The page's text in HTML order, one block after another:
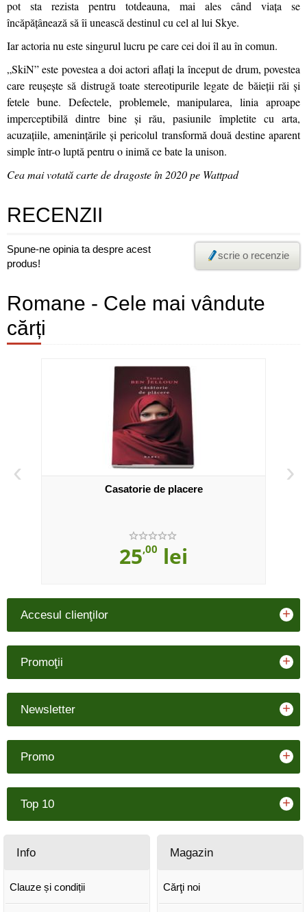
pot sta rezista pentru totdeauna, mai ales când viața se
încăpățânează să îi unească destinul cu cel al lui Skye.
Iar actoria nu este singurul lucru pe care cei doi îl au în comun.
„SkiN” este povestea a doi actori aflați la început de drum, povestea
care reușește să distrugă toate stereotipurile legate de băieții răi și
fetele bune. Defectele, problemele, manipularea, linia aproape
imperceptibilă dintre bine și rău, pasiunile împletite cu arta,
acuzațiile, amenințările și pericolul transformă două destine aparent
simple într-o luptă pentru o inimă ce bate la unison.
Cea mai votată carte de dragoste în 2020 pe Wattpad
RECENZII
Spune-ne opinia ta despre acest
produs!
scrie o recenzie
Romane - Cele mai vândute
cărți
‹
Casatorie de placere
25,00 lei
›
Accesul clienţilor +
Promoţii +
Newsletter +
Promo +
Top 10 +
Info
Clauze și condiții
Magazin
Cărţi noi